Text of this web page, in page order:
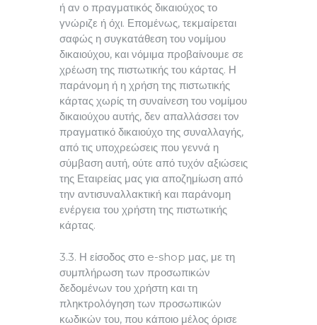
ή αν ο πραγματικός δικαιούχος το
γνώριζε ή όχι. Επομένως, τεκμαίρεται
σαφώς η συγκατάθεση του νομίμου
δικαιούχου, και νόμιμα προβαίνουμε σε
χρέωση της πιστωτικής του κάρτας. Η
παράνομη ή η χρήση της πιστωτικής
κάρτας χωρίς τη συναίνεση του νομίμου
δικαιούχου αυτής, δεν απαλλάσσει τον
πραγματικό δικαιούχο της συναλλαγής,
από τις υποχρεώσεις που γεννά η
σύμβαση αυτή, ούτε από τυχόν αξιώσεις
της Εταιρείας μας για αποζημίωση από
την αντισυναλλακτική και παράνομη
ενέργεια του χρήστη της πιστωτικής
κάρτας.
3.3. Η είσοδος στο e-shop μας, με τη
συμπλήρωση των προσωπικών
δεδομένων του χρήστη και τη
πληκτρολόγηση των προσωπικών
κωδικών του, που κάποιο μέλος όρισε